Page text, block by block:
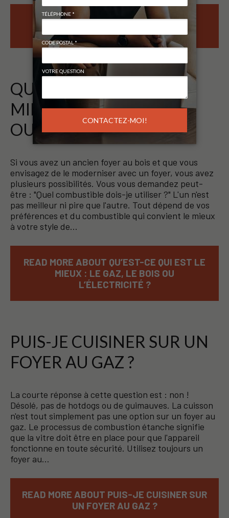
READ MORE ABOUT OÙ INSTALLER UN
QU’EST-CE QUI EST LE
MIEUX : LE GAZ, LE BOIS
OU L’ÉLECTRICITÉ ?
Si vous avez un ancien foyer au bois et que vous
envisagez de le moderniser avec un foyer, vous avez
plusieurs possibilités. Vous vous demandez peut-
être : "Quel combustible dois-je utiliser ?" L'un n'est
pas meilleur ni pire que l'autre. Tout dépend de vos
préférences et du combustible qui convient le mieux
à votre style de…
READ MORE ABOUT QU’EST-CE QUI EST LE
MIEUX : LE GAZ, LE BOIS OU
L’ÉLECTRICITÉ ?
PUIS-JE CUISINER SUR UN
FOYER AU GAZ ?
La courte réponse à cette question est : non !
Désolé, pas de hotdogs ou de guimauves. La cuisson
n'est tout simplement pas une option sur un foyer au
gaz. Le processus de combustion étanche signifie
que la vitre doit être en place pour que l'appareil
fonctionne en toute sécurité. Utilisez toujours un
foyer au…
READ MORE ABOUT PUIS-JE CUISINER SUR
UN FOYER AU GAZ ?